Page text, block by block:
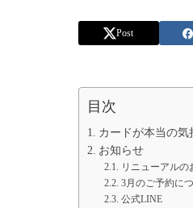
Post
目次
カードが本当の気
お知らせ
リニューアルの
3月のご予約に
公式LINE